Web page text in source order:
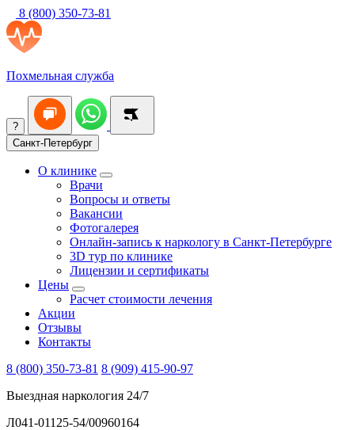
8 (800) 350-73-81
Похмельная служба
?
Санкт-Петербург
О клинике
Врачи
Вопросы и ответы
Вакансии
Фотогалерея
Онлайн-запись к наркологу в Санкт-Петербурге
3D тур по клинике
Лицензии и сертификаты
Цены
Расчет стоимости лечения
Акции
Отзывы
Контакты
8 (800) 350-73-81 8 (909) 415-90-97
Выездная наркология 24/7
Л041-01125-54/00960164